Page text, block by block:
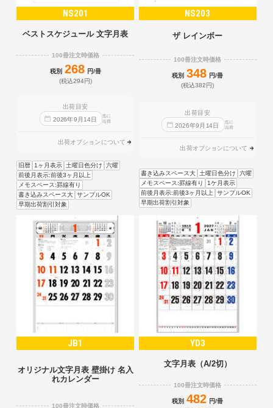
NS201
ベストスケジュール 文字月表
100冊注文時価格
税別 268 円/冊
(税込294円)
出荷目安
2026年9 月 14日
迄に
出荷
出荷オプションについて
旧暦 1ヶ月表示 土曜日色分け
六曜
前後月表示:前後3ヶ月以上
メモスペース:罫線有り
書き込みスペース大 サンプルOK
早期出荷割引対象
NS203
ザ レインボー
100冊注文時価格
税別 348 円/冊
(税込382円)
出荷目安
2026年9 月 14日
迄に
出荷
出荷オプションについて
書き込みスペース大 土曜日色分け
六曜
メモスペース:罫線有り
1ケ月表示
前後月表示:前後3ヶ月以上
サンプルOK
早期出荷割引対象
JB1
オリジナル文字月表 壁掛け 名入
れカレンダー
100冊注文時価格
YD3
文字月表（A/2切）
100冊注文時価格
税別 482 円/冊